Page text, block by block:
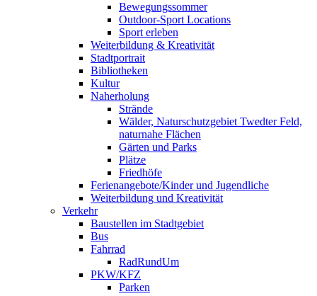
Bewegungssommer
Outdoor-Sport Locations
Sport erleben
Weiterbildung & Kreativität
Stadtportrait
Bibliotheken
Kultur
Naherholung
Strände
Wälder, Naturschutzgebiet Twedter Feld,
naturnahe Flächen
Gärten und Parks
Plätze
Friedhöfe
Ferienangebote/Kinder und Jugendliche
Weiterbildung und Kreativität
Verkehr
Baustellen im Stadtgebiet
Bus
Fahrrad
RadRundUm
PKW/KFZ
Parken